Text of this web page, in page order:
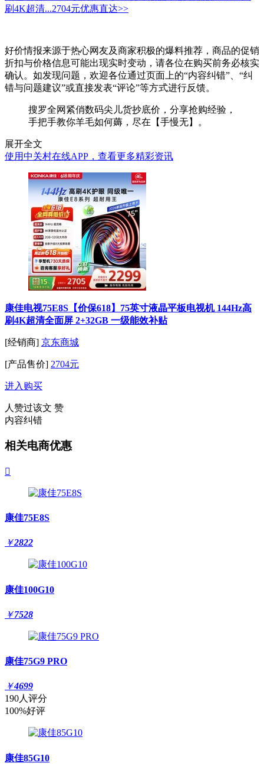
刷4K超清...2704元优惠直达>>
好价情报来源于热心网友及商家积极的爆料推荐，商品的促销
折扣与价格信息可能出现实时变动，请各位在购买前务必核实
确认。如发现问题，欢迎各位通过页面上的“内容纠错”、“纠
错与问题建议”或直接发表“评论”等方式进行反馈。
搜罗全网紧俏数码尖儿货抄底价，分享抢购经验，
手把手教你羊毛如何薅，尽在【手慢无】。
展开全文
使用中关村在线APP，查看更多精彩资讯
康佳电视75E8S【价保618】75英寸液晶平板电视机 144Hz高
刷4K超清全面屏 2+32GB 一级能效补贴
[经销商] 京东商城
[产品售价] 2704元
进入购买
人赞过该文 赞
内容纠错
相关电商优惠

康佳75E8S
￥2822
康佳100G10
￥7528
康佳75G9 PRO
￥4699
190人评分
100%好评
康佳85G10